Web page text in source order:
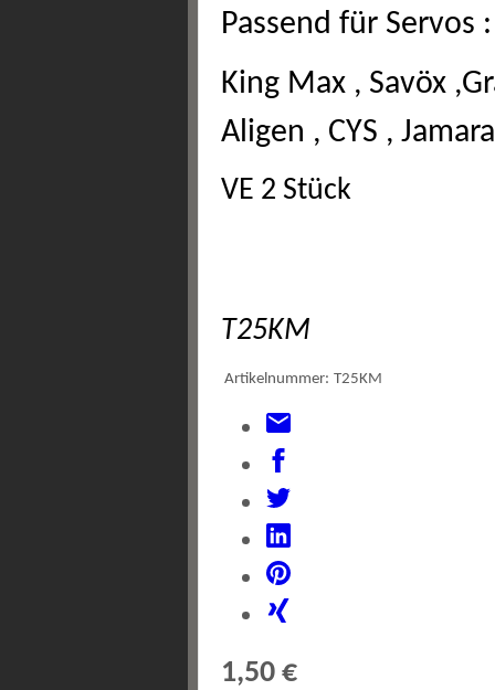
Passend für Servos :
King Max , Savöx
Aligen , CYS ,
VE 2 Stück
T25KM
Artikelnummer: T25KM
1,50 €